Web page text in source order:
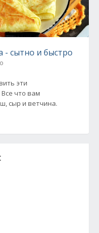
сытно и быстро
эти
что вам
сыр и ветчина.